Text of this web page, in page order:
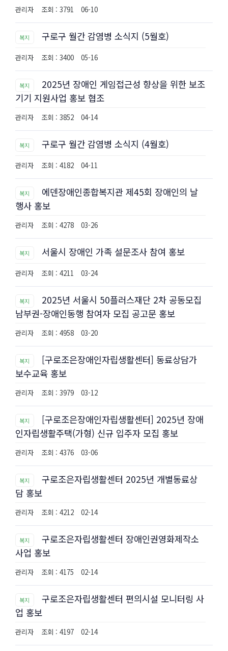
관리자 조회 : 3791 06-10
복지 구로구 월간 감염병 소식지 (5월호)
관리자 조회 : 3400 05-16
복지
2025년 장애인 게임접근성 향상을 위한 보조
기기 지원사업 홍보 협조
관리자 조회 : 3852 04-14
복지 구로구 월간 감염병 소식지 (4월호)
관리자 조회 : 4182 04-11
복지
에덴장애인종합복지관 제45회 장애인의 날
행사 홍보
관리자 조회 : 4278 03-26
복지 서울시 장애인 가족 설문조사 참여 홍보
관리자 조회 : 4211 03-24
복지
2025년 서울시 50플러스재단 2차 공동모집
남부권-장애인동행 참여자 모집 공고문 홍보
관리자 조회 : 4958 03-20
복지
[구로조은장애인자립생활센터] 동료상담가
보수교육 홍보
관리자 조회 : 3979 03-12
복지
[구로조은장애인자립생활센터] 2025년 장애
인자립생활주택(가형) 신규 입주자 모집 홍보
관리자 조회 : 4376 03-06
복지
구로조은자립생활센터 2025년 개별동료상
담 홍보
관리자 조회 : 4212 02-14
복지
구로조은자립생활센터 장애인권영화제작소
사업 홍보
관리자 조회 : 4175 02-14
복지
구로조은자립생활센터 편의시설 모니터링 사
업 홍보
관리자 조회 : 4197 02-14